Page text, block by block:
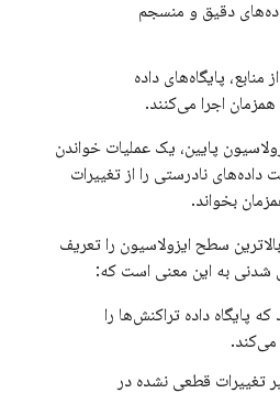
دقیق و منسجم
منابع، پایگاه‌های داده
اجرا می‌کنند.
پایین، یک عملیات خواندن
نادرستی را از تغییرات
بخواند.
بالاترین سطح ایزولاسیون را تعریف
شدنی به این معنی است که:
پایگاه داده تراکنش‌ها را
تغییرات قطعی نشده در